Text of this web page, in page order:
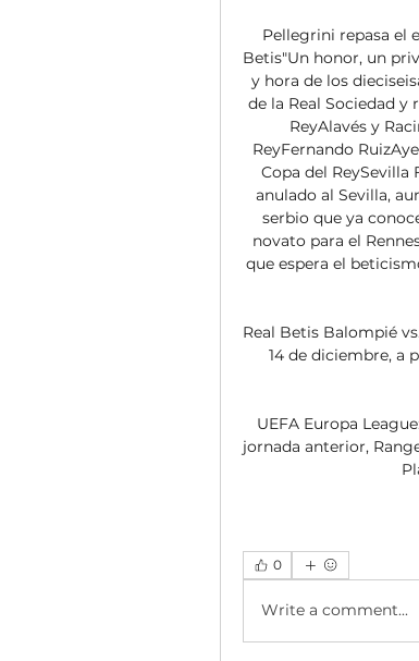
Pellegrini repasa el
Betis"Un honor, un
y hora de los
de la Real Sociedad y
ReyAlavés y
ReyFernando
Copa del ReySevilla
anulado al Sevilla,
serbio que ya
novato para el
que espera el
Real Betis Balompié
14 de diciembre, a
UEFA Europa
jornada anterior,
0
Write a comment...